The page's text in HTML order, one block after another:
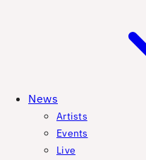
News
Artists
Events
Live